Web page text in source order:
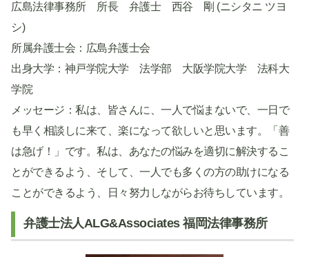
広島法律事務所 所長 弁護士 西谷 剛 (ニシタニ ツヨ
シ)
所属弁護士会：広島弁護士会
出身大学：神戸学院大学 法学部 大阪学院大学 法科大
学院
メッセージ：私は、皆さんに、一人で悩まないで、一日で
も早く相談しに来て、楽になって欲しいと思います。「善
は急げ！」です。私は、あなたの悩みを適切に解決するこ
とができるよう、そして、一人でも多くの方の助けになる
ことができるよう、日々努力しながらお待ちしています。
弁護士法人ALG&Associates 福岡法律事務所